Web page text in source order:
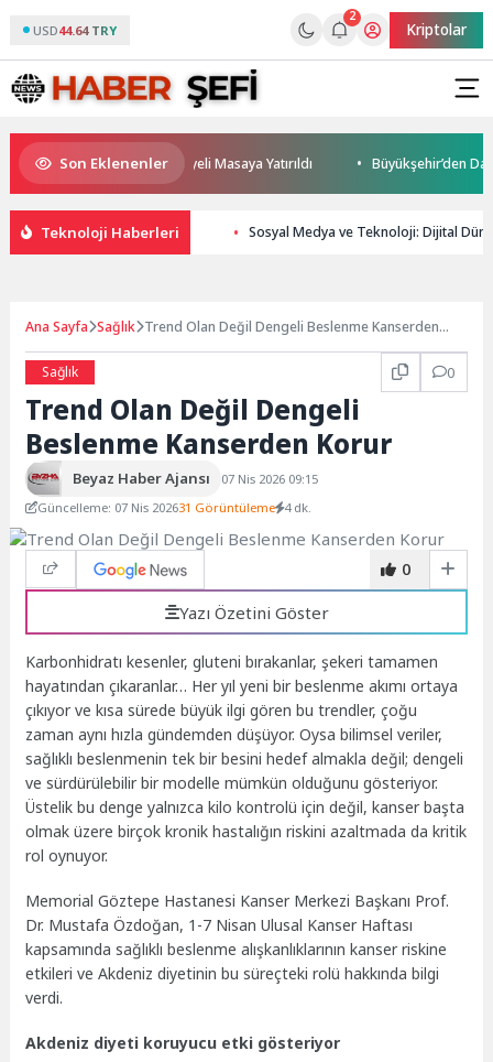
USD44.64 TRY
2
Kriptolar
Son Eklenenler
ve Yatırım Potansiyeli Masaya Yatırıldı Büyükşehir’den
Teknoloji Haberleri Sosyal Medya ve Teknoloji: Dijital
Ana Sayfa Sağlık Trend Olan Değil Dengeli Beslenme Kanserden
Sağlık
0
Trend Olan Değil Dengeli
Beslenme Kanserden Korur
Beyaz Haber Ajansı
07 Nis 2026 09:15
Güncelleme: 07 Nis 202631 Görüntüleme 4 dk.
0
Yazı Özetini Göster
Karbonhidratı kesenler, gluteni bırakanlar, şekeri tamamen
hayatından çıkaranlar… Her yıl yeni bir beslenme akımı ortaya
çıkıyor ve kısa sürede büyük ilgi gören bu trendler, çoğu
zaman aynı hızla gündemden düşüyor. Oysa bilimsel veriler,
sağlıklı beslenmenin tek bir besini hedef almakla değil; dengeli
ve sürdürülebilir bir modelle mümkün olduğunu gösteriyor.
Üstelik bu denge yalnızca kilo kontrolü için değil, kanser başta
olmak üzere birçok kronik hastalığın riskini azaltmada da kritik
rol oynuyor.
Memorial Göztepe Hastanesi Kanser Merkezi Başkanı Prof.
Dr. Mustafa Özdoğan, 1-7 Nisan Ulusal Kanser Haftası
kapsamında sağlıklı beslenme alışkanlıklarının kanser riskine
etkileri ve Akdeniz diyetinin bu süreçteki rolü hakkında bilgi
verdi.
Akdeniz diyeti koruyucu etki gösteriyor